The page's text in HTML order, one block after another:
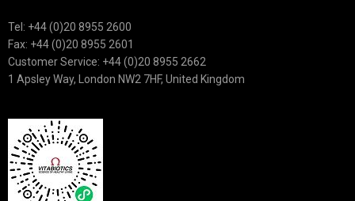
Tel: +44 (0)20 8955 2600
Fax: +44 (0)20 8955 2601
Customer Service: +44 (0)20 8955 2662
1 Apsley Way, London NW2 7HF, United Kingdom